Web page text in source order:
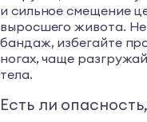
и сильное смещение
выросшего живота.
бандаж, избегайте
ногах, чаще
тела.
Есть ли